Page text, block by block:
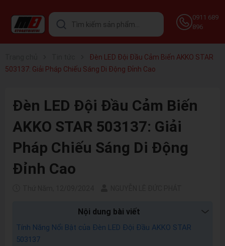
0911 689
896
Đèn LED Đội Đầu Cảm Biến AKKO STAR
503137: Giải Pháp Chiếu Sáng Di Động Đỉnh Cao
Đèn LED Đội Đầu Cảm Biến
AKKO STAR 503137: Giải
Pháp Chiếu Sáng Di Động
Đỉnh Cao
Nội dung bài viết
Tính Năng Nổi Bật của Đèn LED Đội Đầu AKKO STAR
503137